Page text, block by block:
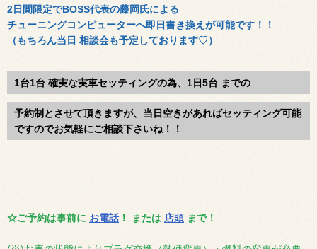
2日間限定でBOSS代表の藤岡氏による
チューニングコンピューターへ即日書き換えが可能です！！
（もちろん当日 相談会も予定しております♡）
1台1台 確実な実車セッティングの為、1日5台 までの
予約制とさせて頂きますが、当日空きがあればセッティング可能
ですのでお気軽にご相談下さいね！！
☆ご予約は事前に お電話！ または 店頭 まで！